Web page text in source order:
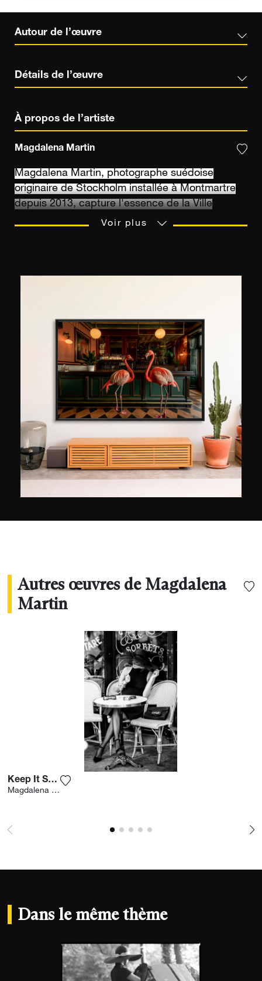
Autour de l’œuvre
Détails de l’œuvre
À propos de l’artiste
Magdalena Martin
Magdalena Martin, photographe suédoise
originaire de Stockholm installée à Montmartre
depuis 2013, capture l'essence de la Ville
Lumière. Derrière son objectif, animée par une
chacun à redécouvrir Paris comme un lieu
d’évasion intemporel, à la fois poétique et
Voir plus
Autres œuvres de Magdalena
Martin
Keep It Sassy
Magdalena Martin
Dans le même thème